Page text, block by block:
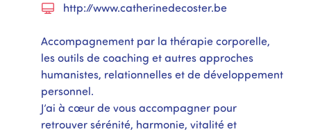
http://www.catherinedecoster.be
Accompagnement par la thérapie corporelle,
les outils de coaching et autres approches
humanistes, relationnelles et de développement
personnel.
J’ai à cœur de vous accompagner pour
retrouver sérénité, harmonie, vitalité et